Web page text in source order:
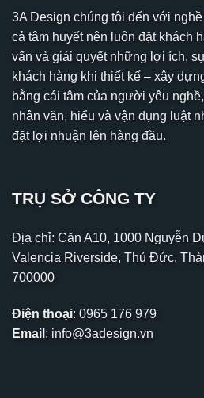
3A Design chúng tôi đến với
cả tâm huyết nên luôn đặt khách
vấn và giải quyết những lợi ích,
khách hàng khi thiết kế – xây
bằng cái tâm của người yêu
nhân văn, hiểu và vận dụng luật
đặt lợi nhuận lên hàng đầu.
TRỤ SỞ CÔNG TY
Địa chỉ: Căn A10, 1000 Nguyễn
Valencia Riverside, Thủ Đức,
700000
Điện thoại: 0965 176 979
Email : info@3adesign.vn